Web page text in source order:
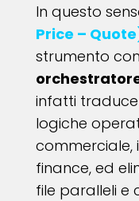
In questo
Price –
strumento
infatti
logiche
commerciale,
finance, ed
file paralleli e